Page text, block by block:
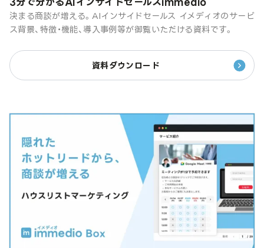
決まる商談が増える。AIインサイドセールス イメディオのサービ
ス背景、特徴・機能、導入事例等が御覧いただける資料です。
資料ダウンロード